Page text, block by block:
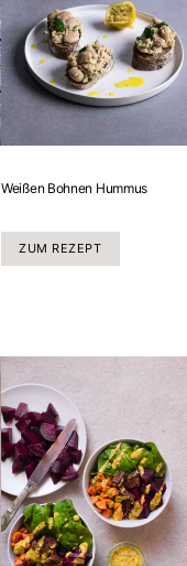
Weißen Bohnen Hummus
ZUM REZEPT